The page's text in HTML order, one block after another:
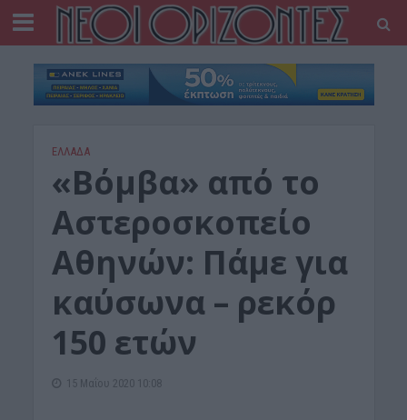
ΕΛΛΑΔΑ
«Βόμβα» από το
Αστεροσκοπείο
Αθηνών: Πάμε για
καύσωνα – ρεκόρ
150 ετών
15 Μαΐου 2020 10:08